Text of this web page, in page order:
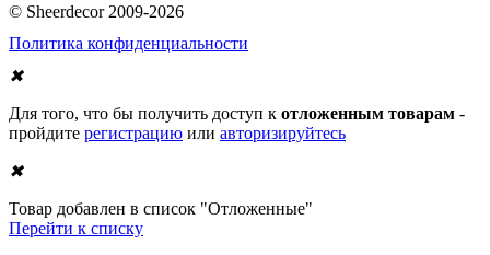
© Sheerdecor 2009-2026
Политика конфиденциальности
✖
Для того, что бы получить доступ к отложенным товарам -
пройдите регистрацию или авторизируйтесь
✖
Товар добавлен в список "Отложенные"
Перейти к списку